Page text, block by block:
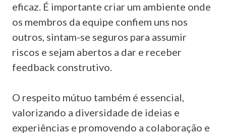
eficaz. É importante criar um ambiente onde
os membros da equipe confiem uns nos
outros, sintam-se seguros para assumir
riscos e sejam abertos a dar e receber
feedback construtivo.
O respeito mútuo também é essencial,
valorizando a diversidade de ideias e
experiências e promovendo a colaboração e